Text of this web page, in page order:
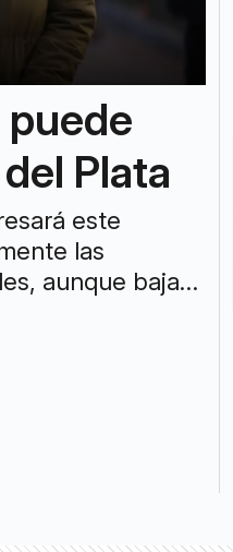
Plata
este
las
aunque bajas,